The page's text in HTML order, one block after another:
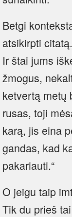
Betgi
atsikirpti
Ir štai jums
žmogus,
ketvertą metų
rusas, toji
karą, jis eina
gandas, kad
pakariauti.“
O jeigu taip
Tik du prieš